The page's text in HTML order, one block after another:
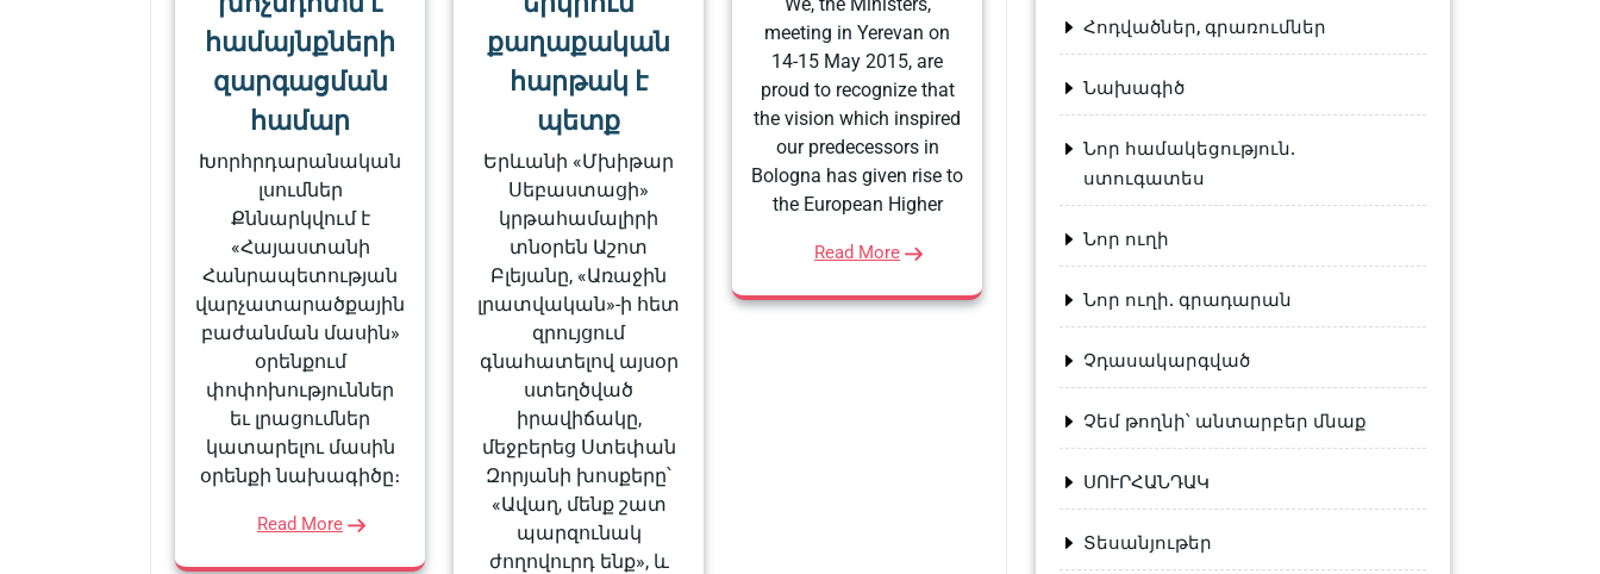
համայնքների
զարգացման
համար
Խորհրդարանական
լսումներ
Քննարկվում է
«Հայաստանի
Հանրապետության
վարչատարածքային
բաժանման մասին»
օրենքում
փոփոխություններ
եւ լրացումներ
կատարելու մասին
օրենքի նախագիծը։
Read More
քաղաքական
հարթակ է
պետք
Երևանի «Մխիթար
Սեբաստացի»
կրթահամալիրի
տնօրեն Աշոտ
Բլեյանը, «Առաջին
լրատվական»-ի հետ
զրույցում
գնահատելով այսօր
ստեղծված
իրավիճակը,
մեջբերեց Ստեփան
Զորյանի խոսքերը՝
«Ավաղ, մենք շատ
պարզունակ
ժողովուրդ ենք», և
meeting in Yerevan on
14-15 May 2015, are
proud to recognize that
the vision which inspired
our predecessors in
Bologna has given rise to
the European Higher
Read More
Հոդվածներ, գրառումներ
Նախագիծ
Նոր համակեցություն.
ստուգատես
Նոր ուղի
Նոր ուղի. գրադարան
Չդասակարգված
Չեմ թողնի՝ անտարբեր մնաք
ՍՈՒՐՀԱՆԴԱԿ
Տեսանյութեր